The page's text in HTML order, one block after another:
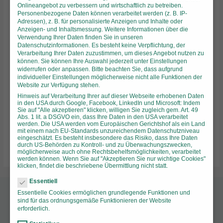
E-
Mail*
Website
Name, E-Mail-Adresse und Website in diesem Browser
für meinen nächsten Kommentar speichern.
Onlineangebot zu verbessern und wirtschaftlich zu betreiben.
Personenbezogene Daten können verarbeitet werden (z. B. IP-
Adressen), z. B. für personalisierte Anzeigen und Inhalte oder
Anzeigen- und Inhaltsmessung. Weitere Informationen über die
Verwendung Ihrer Daten finden Sie in unseren
Datenschutzinformationen. Es besteht keine Verpflichtung, der
Verarbeitung Ihrer Daten zuzustimmen, um dieses Angebot nutzen zu
können. Sie können Ihre Auswahl jederzeit unter Einstellungen
widerrufen oder anpassen. Bitte beachten Sie, dass aufgrund
individueller Einstellungen möglicherweise nicht alle Funktionen der
Website zur Verfügung stehen.
Hinweis auf Verarbeitung Ihrer auf dieser Webseite erhobenen Daten
in den USA durch Google, Facebook, LinkedIn und Microsoft: Indem
Sie auf "Alle akzeptieren" klicken, willigen Sie zugleich gem. Art. 49
Abs. 1 lit. a DSGVO ein, dass Ihre Daten in den USA verarbeitet
werden. Die USA werden vom Europäischen Gerichtshof als ein Land
mit einem nach EU-Standards unzureichendem Datenschutzniveau
eingeschätzt. Es besteht insbesondere das Risiko, dass Ihre Daten
durch US-Behörden zu Kontroll- und zu Überwachungszwecken,
möglicherweise auch ohne Rechtsbehelfsmöglichkeiten, verarbeitet
werden können. Wenn Sie auf "Akzeptieren Sie nur wichtige Cookies"
klicken, findet die beschriebene Übermittlung nicht statt.
Essentiell
Essentielle Cookies ermöglichen grundlegende Funktionen und
sind für das ordnungsgemäße Funktionieren der Website
erforderlich.